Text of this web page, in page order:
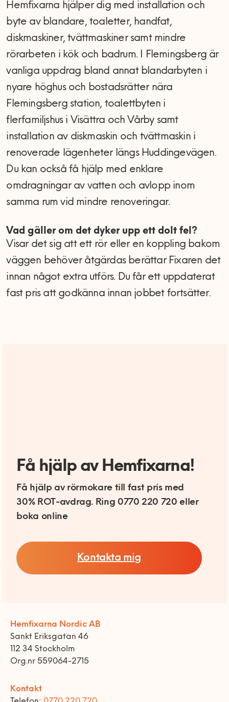
Hemfixarna hjälper dig med installation och
byte av blandare, toaletter, handfat,
diskmaskiner, tvättmaskiner samt mindre
rörarbeten i kök och badrum. I Flemingsberg är
vanliga uppdrag bland annat blandarbyten i
nyare höghus och bostadsrätter nära
Flemingsberg station, toalettbyten i
flerfamiljshus i Visättra och Vårby samt
installation av diskmaskin och tvättmaskin i
renoverade lägenheter längs Huddingevägen.
Du kan också få hjälp med enklare
omdragningar av vatten och avlopp inom
samma rum vid mindre renoveringar.
Vad gäller om det dyker upp ett dolt fel?
Visar det sig att ett rör eller en koppling bakom
väggen behöver åtgärdas berättar Fixaren det
innan något extra utförs. Du får ett uppdaterat
fast pris att godkänna innan jobbet fortsätter.
Få hjälp av Hemfixarna!
Få hjälp av rörmokare till fast pris med
30% ROT-avdrag. Ring 0770 220 720 eller
boka online
Kontakta mig
Hemfixarna Nordic AB
Sankt Eriksgatan 46
112 34 Stockholm
Org.nr 559064-2715
Kontakt